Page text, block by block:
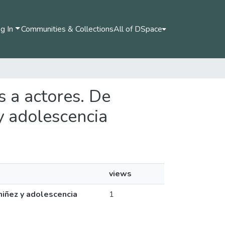
In Communities & CollectionsAll of DSpace
a actores. De
adolescencia
views
y adolescencia
1